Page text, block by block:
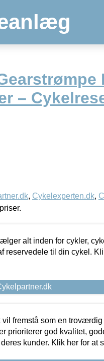
–
, Cykelexperten.dk,
alt inden for cykler,
reservedele til din cykel.
fremstå som en
prioriterer god kvalitet,
kunder. Klik her for at